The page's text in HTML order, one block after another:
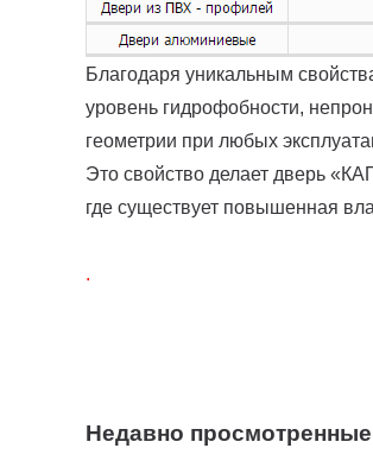
Благодаря уникальным
уровень гидрофобности,
геометрии при любых
Это свойство делает дверь
где существует повышенная
.
Недавно